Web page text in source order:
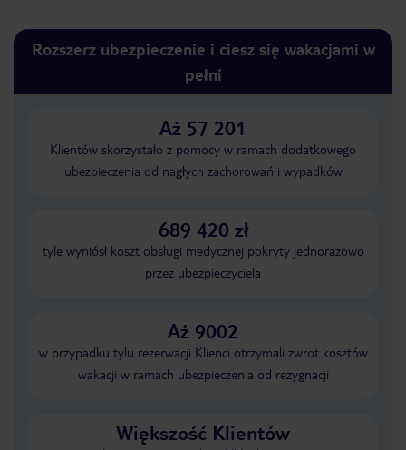
Rozszerz ubezpieczenie i ciesz się wakacjami w
pełni
Aż 57 201
Klientów skorzystało z pomocy w ramach dodatkowego
ubezpieczenia od nagłych zachorowań i wypadków
689 420 zł
tyle wyniósł koszt obsługi medycznej pokryty jednorazowo
przez ubezpieczyciela
Aż 9002
w przypadku tylu rezerwacji Klienci otrzymali zwrot kosztów
wakacji w ramach ubezpieczenia od rezygnacji
Większość Klientów